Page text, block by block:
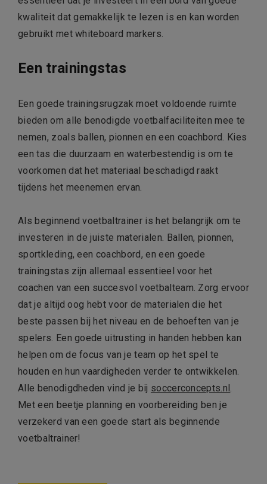
kwaliteit dat gemakkelijk te lezen is en kan worden
gebruikt met whiteboard markers.
Een trainingstas
Een goede trainingsrugzak moet voldoende ruimte
bieden om alle benodigde voetbalfaciliteiten mee te
nemen, zoals ballen, pionnen en een coachbord. Kies
een tas die duurzaam en waterbestendig is om te
voorkomen dat het materiaal beschadigd raakt
tijdens het meenemen ervan.
Als beginnend voetbaltrainer is het belangrijk om te
investeren in de juiste materialen. Ballen, pionnen,
sportkleding, een coachbord, en een goede
trainingstas zijn allemaal essentieel voor het
coachen van een succesvol voetbalteam. Zorg ervoor
dat je altijd oog hebt voor de materialen die het
beste passen bij het niveau en de behoeften van je
spelers. Een goede uitrusting in handen hebben kan
helpen om de focus van je team op het spel te
houden en hun vaardigheden verder te ontwikkelen.
Alle benodigdheden vind je bij soccerconcepts.nl
Met een beetje planning en voorbereiding ben je
verzekerd van een goede start als beginnende
voetbaltrainer!